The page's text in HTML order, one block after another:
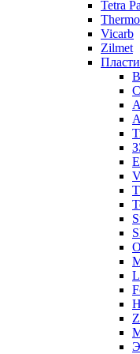
Tetra
Vicarb
Zilmet